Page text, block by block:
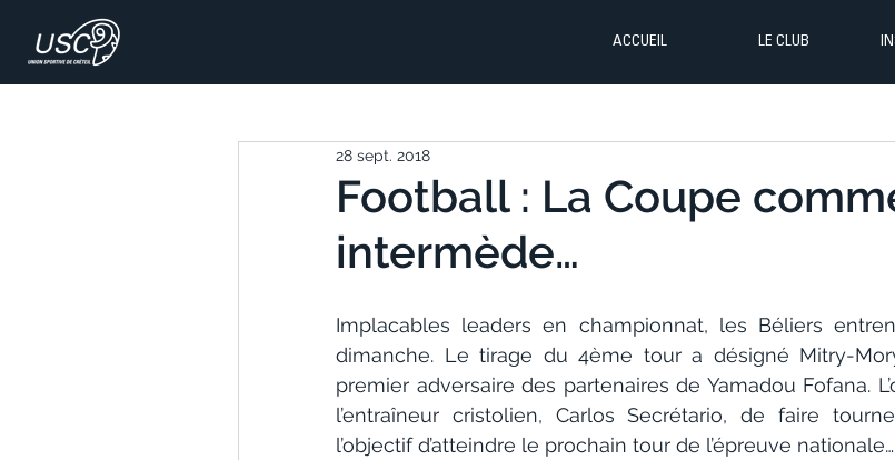
ACCUEIL LE CLUB
Football : La Coupe
intermède…
28 sept. 2018
Implacables leaders en championnat, les Béliers
dimanche. Le tirage du 4ème tour a désigné Mitry-
premier adversaire des partenaires de Yamadou Fofana.
l’entraîneur cristolien, Carlos Secrétario, de faire
l’objectif d’atteindre le prochain tour de l’épreuve nationale…